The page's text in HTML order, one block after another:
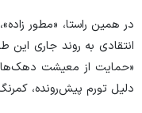
در همین راستا، «مطور
انتقادی به روند جاری این
«حمایت از معیشت
دلیل تورم پیش‌رونده،